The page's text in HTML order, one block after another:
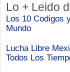
Lo + Leido
Los 10 Codigos
Mundo
Lucha Libre
Todos Los